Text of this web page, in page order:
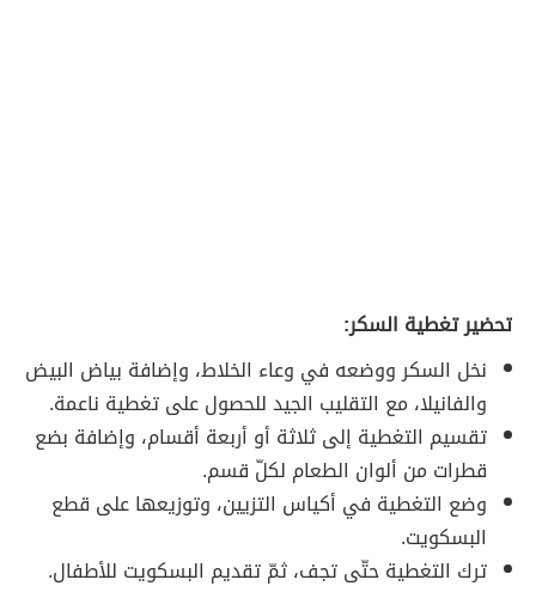
تحضير تغطية السكر:
نخل السكر ووضعه في وعاء الخلاط، وإضافة بياض البيض
والفانيلا، مع التقليب الجيد للحصول على تغطية ناعمة.
تقسيم التغطية إلى ثلاثة أو أربعة أقسام، وإضافة بضع
قطرات من ألوان الطعام لكلّ قسم.
وضع التغطية في أكياس التزيين، وتوزيعها على قطع
البسكويت.
ترك التغطية حتّى تجف، ثمّ تقديم البسكويت للأطفال.